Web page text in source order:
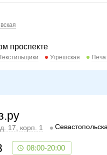
проспекте
Угрешская
17, корп. 1
08:00-20:00